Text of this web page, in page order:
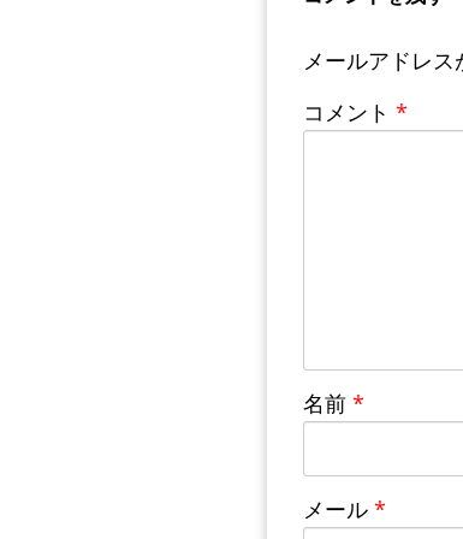
メールアドレス
コメント *
名前 *
メール *